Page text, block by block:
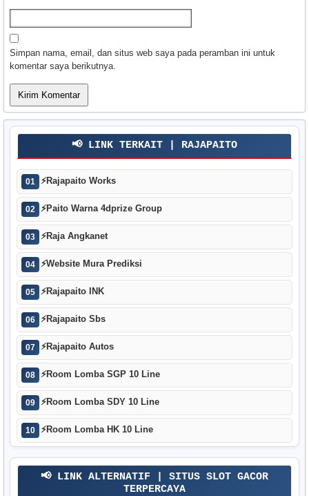
Simpan nama, email, dan situs web saya pada peramban ini untuk
komentar saya berikutnya.
📢 LINK TERKAIT | RAJAPAITO
01 ⚡Rajapaito Works
02 ⚡Paito Warna 4dprize Group
03 ⚡Raja Angkanet
04 ⚡Website Mura Prediksi
05 ⚡Rajapaito INK
06 ⚡Rajapaito Sbs
07 ⚡Rajapaito Autos
08 ⚡Room Lomba SGP 10 Line
09 ⚡Room Lomba SDY 10 Line
10 ⚡Room Lomba HK 10 Line
📢 LINK ALTERNATIF | SITUS SLOT GACOR
TERPERCAYA